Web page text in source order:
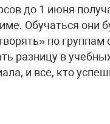
до 1 июня
Обучаться они
по
разницу в
и все, кто